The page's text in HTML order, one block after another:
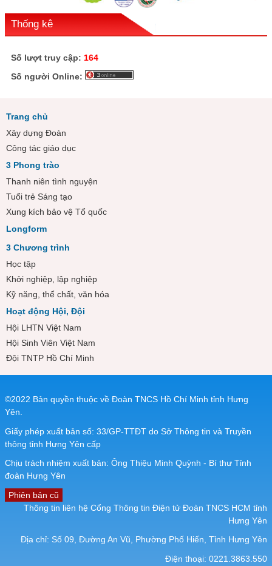
Thống kê
Số lượt truy cập: 164
Số người Online:
Trang chủ
Xây dựng Đoàn
Công tác giáo dục
3 Phong trào
Thanh niên tình nguyện
Tuổi trẻ Sáng tạo
Xung kích bảo vệ Tổ quốc
Longform
3 Chương trình
Học tập
Khởi nghiệp, lập nghiệp
Kỹ năng, thể chất, văn hóa
Hoạt động Hội, Đội
Hội LHTN Việt Nam
Hội Sinh Viên Việt Nam
Đội TNTP Hồ Chí Minh
©2022 Bản quyền thuộc về Đoàn TNCS Hồ Chí Minh tỉnh Hưng
Yên.
Giấy phép xuất bản số: 33/GP-TTĐT do Sở Thông tin và Truyền
thông tỉnh Hưng Yên cấp
Chịu trách nhiệm xuất bản: Ông Thiệu Minh Quỳnh - Bí thư Tỉnh
đoàn Hưng Yên
Phiên bản cũ
Thông tin liên hệ Cổng Thông tin Điện tử Đoàn TNCS HCM tỉnh
Hưng Yên
Địa chỉ: Số 09, Đường An Vũ, Phường Phố Hiến, Tỉnh Hưng Yên
Điện thoại: 0221.3863.550